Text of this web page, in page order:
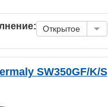
Открытое
SW350GF/K/S